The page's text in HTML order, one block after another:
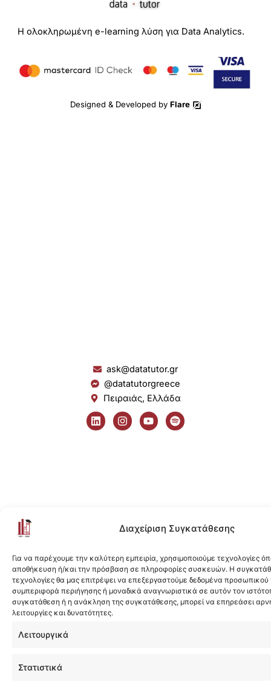
Διαχείριση Συγκατάθεσης
Για να παρέχουμε την καλύτερη εμπειρία, χρησιμοποιούμε τεχνολογίες
αποθήκευση ή/και την πρόσβαση σε πληροφορίες συσκευών. Η
τεχνολογίες θα μας επιτρέψει να επεξεργαστούμε δεδομένα
συμπεριφορά περιήγησης ή μοναδικά αναγνωριστικά σε αυτόν τον
συγκατάθεση ή η ανάκληση της συγκατάθεσης, μπορεί να επηρεάσει
λειτουργίες και δυνατότητες.
Λειτουργικά
Στατιστικά
Η ολοκληρωμένη e-learning λύση για Data Analytics.
Designed & Developed by Flare
ask@datatutor.gr
@datatutorgreece
Πειραιάς, Ελλάδα
L
i
n
I
n
s
Y
o
u
S
p
o